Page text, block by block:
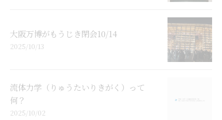
大阪万博がもうじき閉会10/14
2025/10/13
流体力学（りゅうたいりきがく）って
何？
2025/10/02